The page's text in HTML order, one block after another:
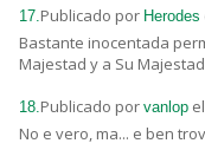
17.Publicado por Herodes
Bastante inocentada
Majestad y a Su
18.Publicado por vanlop
No e vero, ma... e ben